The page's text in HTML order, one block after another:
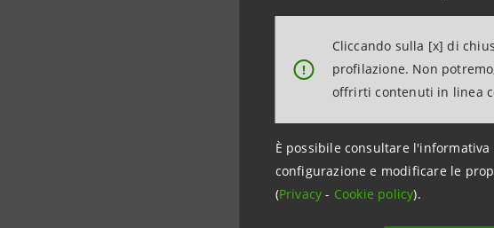
!
Cliccando sulla [x] di
profilazione. Non
offrirti contenuti in linea
È possibile consultare
configurazione e modificare le
(Privacy- Cookie policy).
innovazione per promuovere il
Vai all'agenda dettagliata